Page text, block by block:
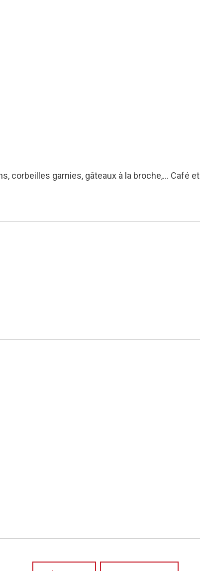
corbeilles garnies, gâteaux à la broche,… Café et